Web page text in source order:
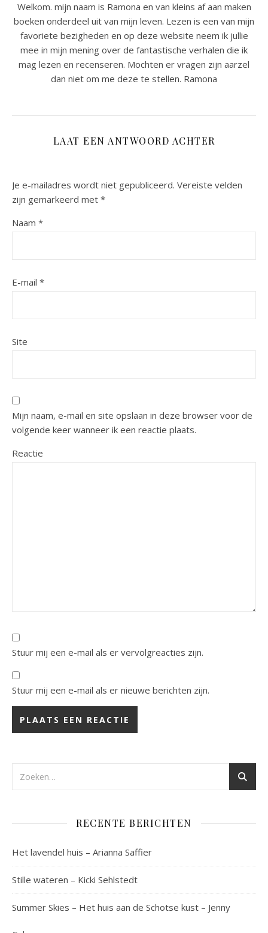
Welkom. mijn naam is Ramona en van kleins af aan maken
boeken onderdeel uit van mijn leven. Lezen is een van mijn
favoriete bezigheden en op deze website neem ik jullie
mee in mijn mening over de fantastische verhalen die ik
mag lezen en recenseren. Mochten er vragen zijn aarzel
dan niet om me deze te stellen. Ramona
LAAT EEN ANTWOORD ACHTER
Je e-mailadres wordt niet gepubliceerd. Vereiste velden
zijn gemarkeerd met *
Naam *
E-mail *
Site
Mijn naam, e-mail en site opslaan in deze browser voor de
volgende keer wanneer ik een reactie plaats.
Reactie
Stuur mij een e-mail als er vervolgreacties zijn.
Stuur mij een e-mail als er nieuwe berichten zijn.
RECENTE BERICHTEN
Het lavendel huis – Arianna Saffier
Stille wateren – Kicki Sehlstedt
Summer Skies – Het huis aan de Schotse kust – Jenny